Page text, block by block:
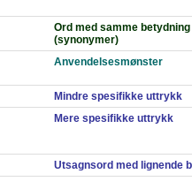
Ord med samme betydning
(synonymer)
Anvendelsesmønster
Mindre spesifikke uttrykk
Mere spesifikke uttrykk
Utsagnsord med lignende